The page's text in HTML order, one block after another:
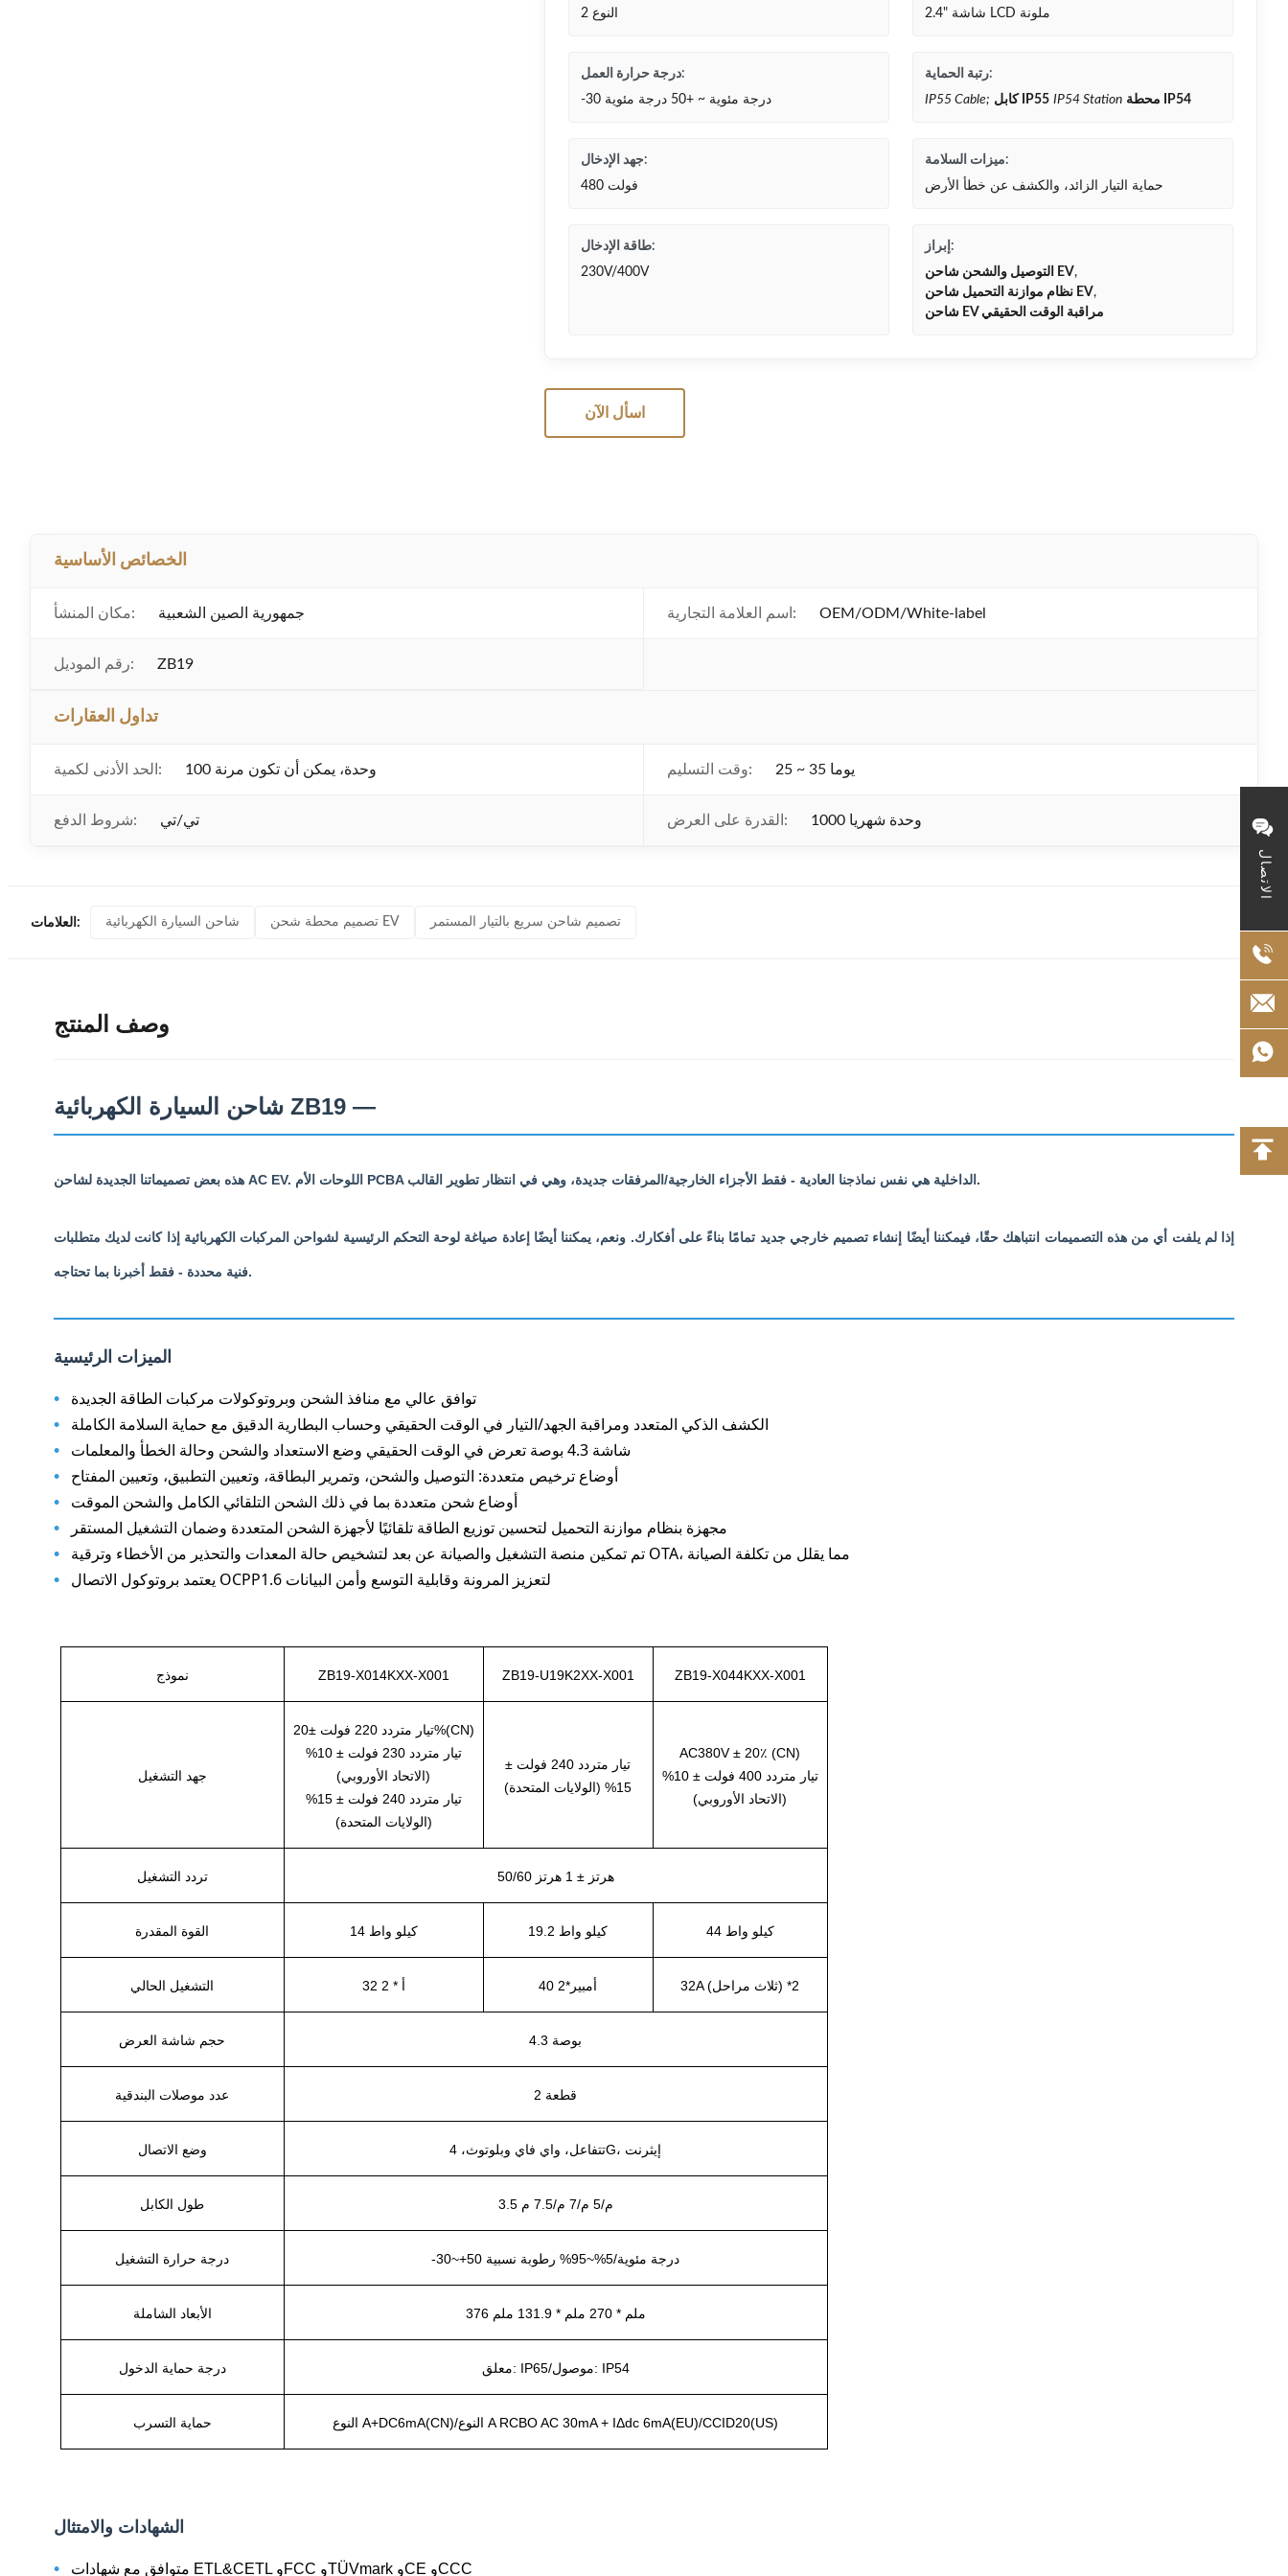
الاتصال
النوع 2 2.4" شاشة LCD ملونة
درجة حرارة العمل:
-30 درجة مئوية ~ +50 درجة مئوية
رتبة الحماية:
IP55 Cable;
كابل IP55 IP54 Station محطة IP54
جهد الإدخال:
480 فولت
ميزات السلامة:
حماية التيار الزائد، والكشف عن خطأ الأرض
طاقة الإدخال:
230V/400V
إبراز:
التوصيل والشحن شاحن EV,
نظام موازنة التحميل شاحن EV,
شاحن EV مراقبة الوقت الحقيقي
اسأل الآن
الخصائص الأساسية
مكان المنشأ: جمهورية الصين الشعبية اسم العلامة التجارية: OEM/ODM/White-label
رقم الموديل: ZB19
تداول العقارات
الحد الأدنى لكمية: 100 وحدة، يمكن أن تكون مرنة وقت التسليم: 25 ~ 35 يوما
شروط الدفع: تي/تي القدرة على العرض: 1000 وحدة شهريا
العلامات: شاحن السيارة الكهربائية تصميم محطة شحن EV تصميم شاحن سريع بالتيار المستمر
وصف المنتج
شاحن السيارة الكهربائية ZB19 —
هذه بعض تصميماتنا الجديدة لشاحن AC EV. اللوحات الأم PCBA الداخلية هي نفس نماذجنا العادية - فقط الأجزاء الخارجية/المرفقات جديدة، وهي في انتظار تطوير القالب.
إذا لم يلفت أي من هذه التصميمات انتباهك حقًا، فيمكننا أيضًا إنشاء تصميم خارجي جديد تمامًا بناءً على أفكارك. ونعم، يمكننا أيضًا إعادة صياغة لوحة التحكم الرئيسية لشواحن المركبات الكهربائية إذا كانت لديك متطلبات
فنية محددة - فقط أخبرنا بما تحتاجه.
الميزات الرئيسية
• توافق عالي مع منافذ الشحن وبروتوكولات مركبات الطاقة الجديدة
• الكشف الذكي المتعدد ومراقبة الجهد/التيار في الوقت الحقيقي وحساب البطارية الدقيق مع حماية السلامة الكاملة
• شاشة 4.3 بوصة تعرض في الوقت الحقيقي وضع الاستعداد والشحن وحالة الخطأ والمعلمات
• أوضاع ترخيص متعددة: التوصيل والشحن، وتمرير البطاقة، وتعيين التطبيق، وتعيين المفتاح
• أوضاع شحن متعددة بما في ذلك الشحن التلقائي الكامل والشحن الموقت
• مجهزة بنظام موازنة التحميل لتحسين توزيع الطاقة تلقائيًا لأجهزة الشحن المتعددة وضمان التشغيل المستقر
• تم تمكين منصة التشغيل والصيانة عن بعد لتشخيص حالة المعدات والتحذير من الأخطاء وترقية OTA، مما يقلل من تكلفة الصيانة
• يعتمد بروتوكول الاتصال OCPP1.6 لتعزيز المرونة وقابلية التوسع وأمن البيانات
نموذج ZB19-X014KXX-X001 ZB19-U19K2XX-X001 ZB19-X044KXX-X001
جهد التشغيل
تيار متردد 220 فولت ±20%(CN)
تيار متردد 230 فولت ± 10%
(الاتحاد الأوروبي)
تيار متردد 240 فولت ± 15%
(الولايات المتحدة)
تيار متردد 240 فولت ±
15% (الولايات المتحدة)
AC380V ± 20٪ (CN)
تيار متردد 400 فولت ± 10%
(الاتحاد الأوروبي)
تردد التشغيل 50/60 هرتز ± 1 هرتز
القوة المقدرة 14 كيلو واط 19.2 كيلو واط 44 كيلو واط
التشغيل الحالي 32 أ * 2 40 أمبير*2 32A (ثلاث مراحل) *2
حجم شاشة العرض 4.3 بوصة
عدد موصلات البندقية 2 قطعة
وضع الاتصال تتفاعل، واي فاي وبلوتوث، 4G، إيثرنت
طول الكابل 3.5 م/5 م/7 م/7.5 م
درجة حرارة التشغيل -30~+50 درجة مئوية/5%~95% رطوبة نسبية
الأبعاد الشاملة 376 ملم * 270 ملم * 131.9 ملم
درجة حماية الدخول معلق: IP65/موصول: IP54
حماية التسرب النوع A+DC6mA(CN)/النوع A RCBO AC 30mA + IΔdc 6mA(EU)/CCID20(US)
الشهادات والامتثال
• متوافق مع شهادات ETL&CETL وFCC وTÜVmark وCE وCCC